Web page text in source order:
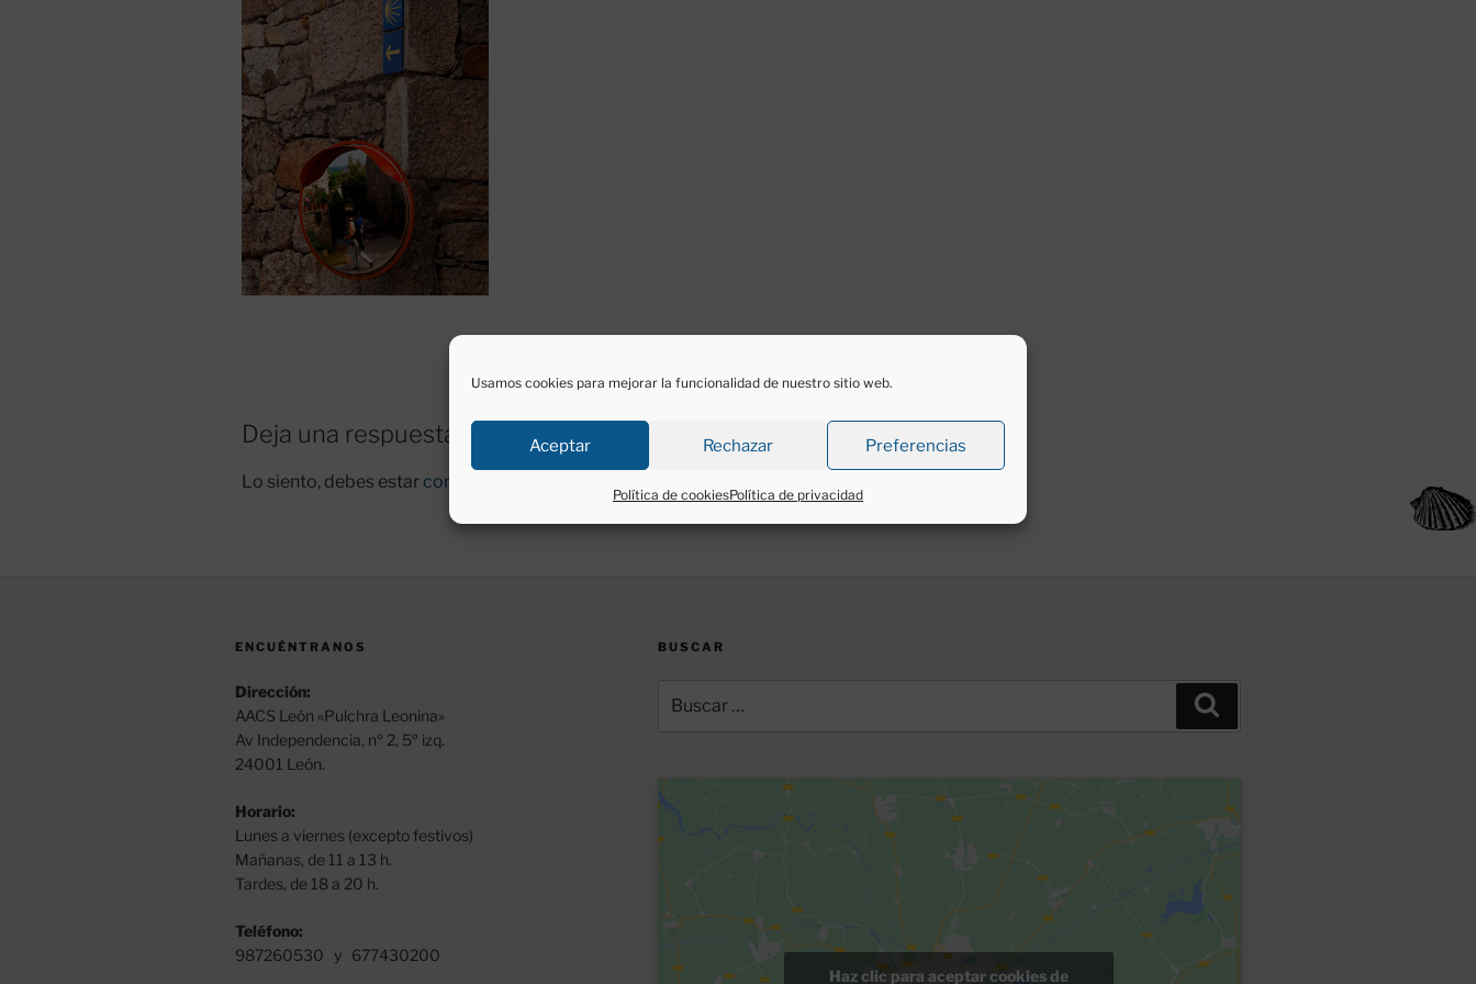
Usamos cookies para mejorar la funcionalidad de nuestro sitio web.
Aceptar Rechazar Preferencias
Política de cookiesPolítica de privacidad
Deja una respuesta
Lo siento, debes estar conectado
ENCUÉNTRANOS
Dirección:
AACS León «Pulchra Leonina»
Av Independencia, nº 2, 5º izq.
24001 León.
Horario:
Lunes a viernes (excepto festivos)
Mañanas, de 11 a 13 h.
Tardes, de 18 a 20 h.
Teléfono:
987260530 y 677430200
BUSCAR
por:
Haz clic para aceptar cookies de